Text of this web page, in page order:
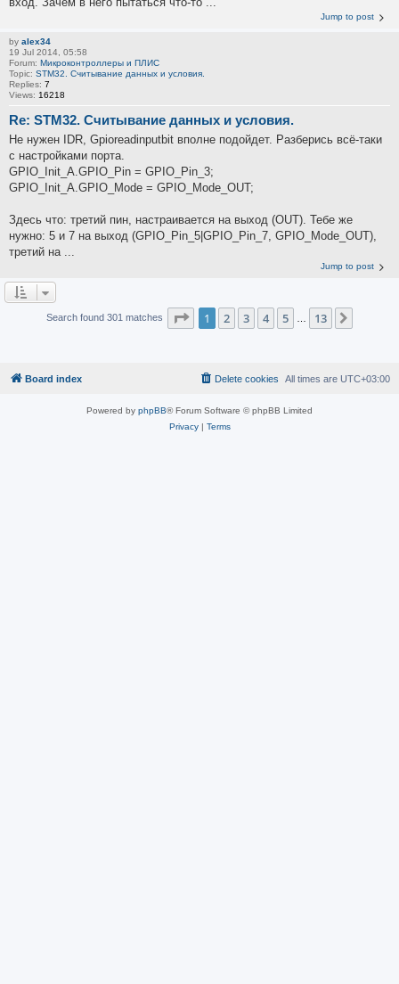
Jump to post
by alex34
19 Jul 2014, 05:58
Forum: Микроконтроллеры и ПЛИС
Topic: STM32. Считывание данных и условия.
Replies: 7
Views: 16218
Re: STM32. Считывание данных и условия.
Не нужен IDR, Gpioreadinputbit вполне подойдет. Разберись всё-таки
с настройками порта.
GPIO_Init_A.GPIO_Pin = GPIO_Pin_3;
GPIO_Init_A.GPIO_Mode = GPIO_Mode_OUT;
Здесь что: третий пин, настраивается на выход (OUT). Тебе же
нужно: 5 и 7 на выход (GPIO_Pin_5|GPIO_Pin_7, GPIO_Mode_OUT),
третий на ...
Jump to post
Search found 301 matches Page 1of 13
1 2 3 4 5 13
Board index All times are UTC+03:00
Delete cookies
Powered by phpBB® Forum Software © phpBB Limited
Privacy| Terms